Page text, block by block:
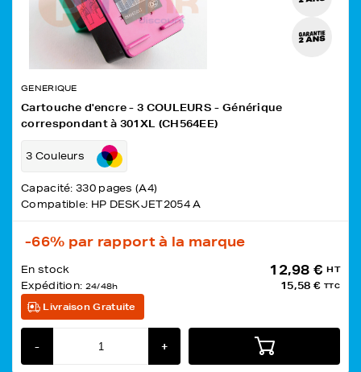
GENERIQUE
Cartouche d'encre - 3 COULEURS - Générique
correspondant à 301XL (CH564EE)
3 Couleurs
Capacité: 330 pages (A4)
Compatible: HP DESKJET2054 A
-66% par rapport à la marque
En stock
Expédition: 24/48h
12,98 € HT
15,58 € TTC
Livraison Gratuite
- +